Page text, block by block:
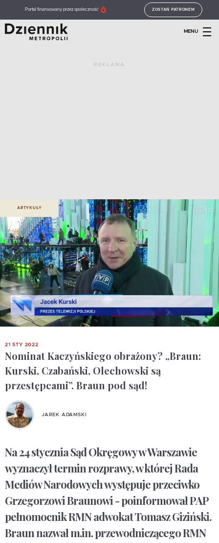
Portal finansowany przez społeczność ZOSTAŃ PATRONEM
MENU
REKLAMA
ARTYKUŁY
21 STY 2022
Nominat Kaczyńskiego obrażony? „Braun:
Kurski, Czabański, Olechowski są
przestępcami”. Braun pod sąd!
JAREK ADAMSKI
Na 24 stycznia Sąd Okręgowy w Warszawie
wyznaczył termin rozprawy, w której Rada
Mediów Narodowych występuje przeciwko
Grzegorzowi Braunowi - poinformował PAP
pełnomocnik RMN adwokat Tomasz Giziński.
Braun nazwał m.in. przewodniczącego RMN